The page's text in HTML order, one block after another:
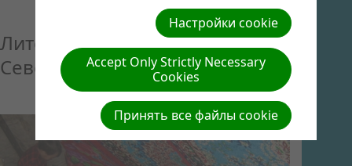
Литература АСД на Крайнем
Севере, Игорь Рогак
Настройки cookie
Accept Only Strictly Necessary
Cookies
Принять все файлы cookie